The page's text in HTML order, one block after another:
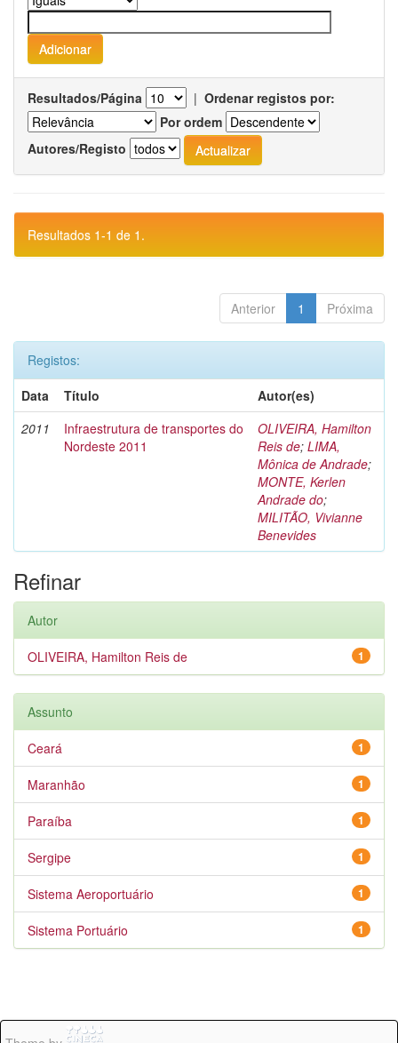
Resultados/Página | Ordenar registos por:
Por ordem
Autores/Registo
Resultados 1-1 de 1.
Anterior 1 Próxima
Registos:
Data
Título
Autor(es)
2011
Infraestrutura de transportes do
Nordeste 2011
OLIVEIRA, Hamilton
Reis de; LIMA,
Mônica de Andrade;
MONTE, Kerlen
Andrade do;
MILITÃO, Vivianne
Benevides
Refinar
Autor
1
OLIVEIRA, Hamilton Reis de
Assunto
1
Ceará
1
Maranhão
1
Paraíba
1
Sergipe
1
Sistema Aeroportuário
1
Sistema Portuário